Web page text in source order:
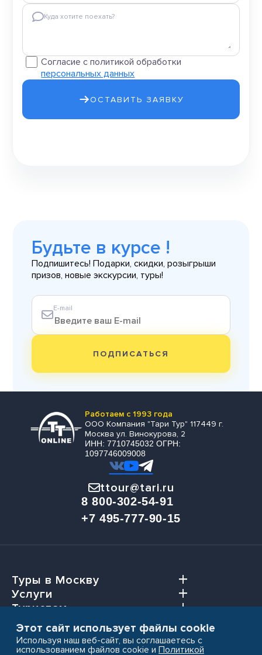
Куда хотите поехать?
Согласие с политикой обработки
персональных данных
ОСТАВИТЬ ЗАЯВКУ
Будьте в курсе !
Подпишитесь! Подарки, скидки, розыгрыши
призов, новые экскурсии, туры!
E-mail
ПОДПИСАТЬСЯ
Работаем с 1993 года
ООО Компания "Тари Тур" 117449 г.
Москва ул. Винокурова, 2
ИНН: 7710745032 ОГРН:
1097746009008
ttour@tari.ru
8 800-302-54-91
+7 495-777-90-15
Туры в Москву
Услуги
Туристам
Агентствам
Этот сайт использует файлы cookie
Используя наш веб-сайт, вы соглашаетесь с
использованием файлов cookie и Политикой